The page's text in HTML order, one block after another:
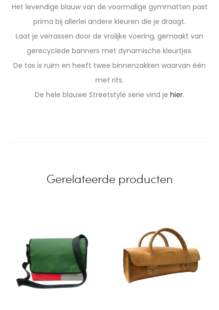
Het levendige blauw van de voormalige gymmatten past
prima bij allerlei andere kleuren die je draagt.
Laat je verrassen door de vrolijke voering, gemaakt van
gerecyclede banners met dynamische kleurtjes.
De tas is ruim en heeft twee binnenzakken waarvan één
met rits.
De hele blauwe Streetstyle serie vind je hier.
Gerelateerde producten